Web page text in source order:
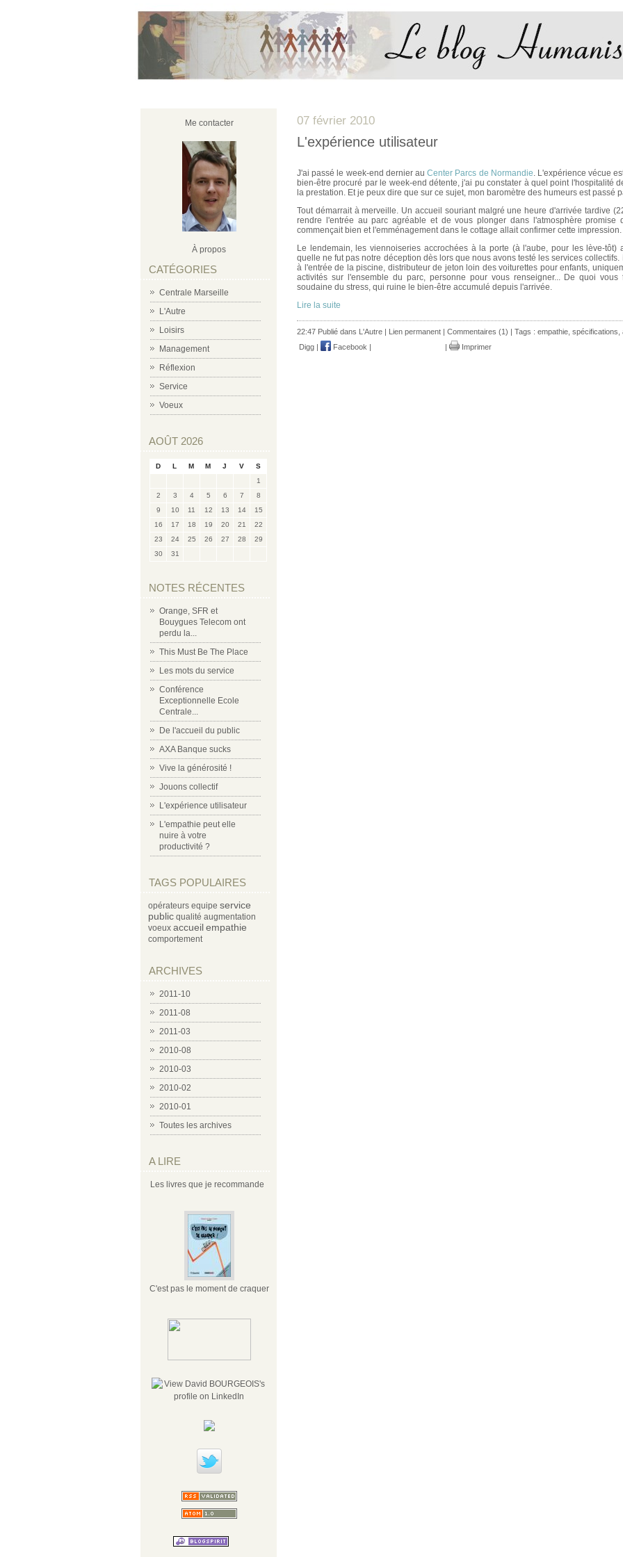
Me contacter
À propos
CATÉGORIES
Centrale Marseille
L'Autre
Loisirs
Management
Réflexion
Service
Voeux
AOÛT 2026
D L M M J V
S
1
2
3 4 5 6 7
8
9
10 11 12 13 14
15
16
17 18 19 20 21
22
23
24 25 26 27 28
29
30
31
NOTES RÉCENTES
Orange, SFR et
Bouygues Telecom ont
perdu la...
This Must Be The Place
Les mots du service
Conférence
Exceptionnelle Ecole
Centrale...
De l'accueil du public
AXA Banque sucks
Vive la générosité !
Jouons collectif
L'expérience utilisateur
L'empathie peut elle
nuire à votre
productivité ?
TAGS POPULAIRES
opérateurs equipe service
public qualité augmentation
voeux accueil empathie
comportement
ARCHIVES
2011-10
2011-08
2011-03
2010-08
2010-03
2010-02
2010-01
Toutes les archives
A LIRE
Les livres que je recommande
C'est pas le moment de craquer
07 février 2010
L'expérience utilisateur
J'ai passé le week-end dernier auCenter Parcs de Normandie. L'expérience vécue
bien-être procuré par le week-end détente, j'ai pu constater à quel point l'hospitalité
la prestation. Et je peux dire que sur ce sujet, mon baromètre des humeurs est passé
Tout démarrait à merveille. Un accueil souriant malgré une heure d'arrivée tardive
rendre l'entrée au parc agréable et de vous plonger dans l'atmosphère promise
commençait bien et l'emménagement dans le cottage allait confirmer cette impression.
Le lendemain, les viennoiseries accrochées à la porte (à l'aube, pour les lève-tôt)
quelle ne fut pas notre déception dès lors que nous avons testé les services
à l'entrée de la piscine, distributeur de jeton loin des voiturettes pour enfants,
activités sur l'ensemble du parc, personne pour vous renseigner... De quoi
soudaine du stress, qui ruine le bien-être accumulé depuis l'arrivée.
Lire la suite
22:47 Publié dans L'Autre | Lien permanent | Commentaires (1) | Tags : empathie spécifications
Digg | Facebook | | Imprimer